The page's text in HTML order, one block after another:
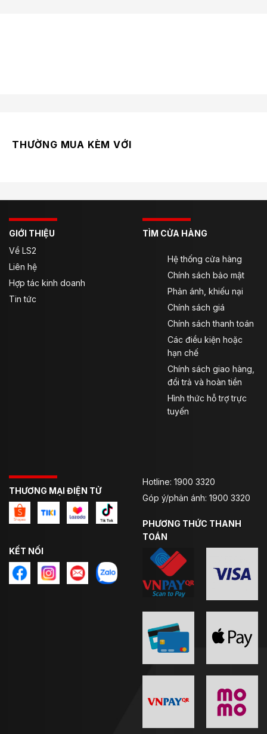
THƯỜNG MUA KÈM VỚI
GIỚI THIỆU
Về LS2
Liên hệ
Hợp tác kinh doanh
Tin tức
TÌM CỬA HÀNG
Hệ thống cửa hàng
Chính sách bảo mật
Phản ánh, khiếu nại
Chính sách giá
Chính sách thanh toán
Các điều kiện hoặc
hạn chế
Chính sách giao hàng,
đổi trả và hoàn tiền
Hình thức hỗ trợ trực
tuyến
THƯƠNG MẠI ĐIỆN TỬ
KẾT NỐI
Hotline: 1900 3320
Góp ý/phản ánh: 1900 3320
PHƯƠNG THỨC THANH
TOÁN